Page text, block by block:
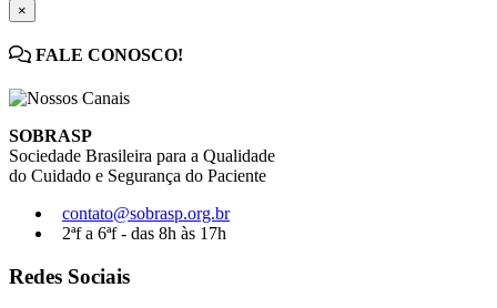
×
FALE CONOSCO!
SOBRASP
Sociedade Brasileira para a Qualidade
do Cuidado e Segurança do Paciente
contato@sobrasp.org.br
2ªf a 6ªf - das 8h às 17h
Redes Sociais